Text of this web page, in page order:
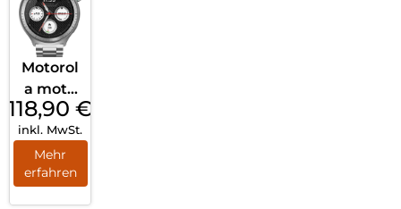
Motorol
a moto
watch
Matte
Silver
118,90 €
inkl. MwSt.
Mehr
erfahren